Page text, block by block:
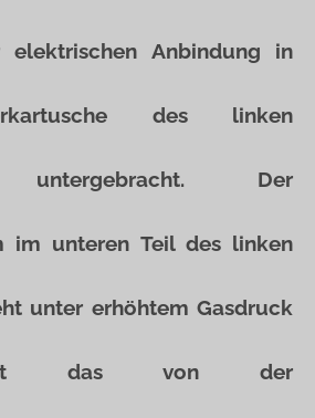
elektrischen Anbindung in
des linken
untergebracht. Der
im unteren Teil des linken
unter erhöhtem Gasdruck
das von der